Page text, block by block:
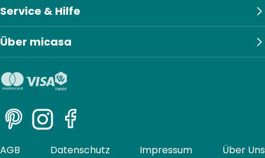
Service & Hilfe
Über micasa
PinterestInstagramFacebook
AGB Datenschutz Impressum
Über Uns